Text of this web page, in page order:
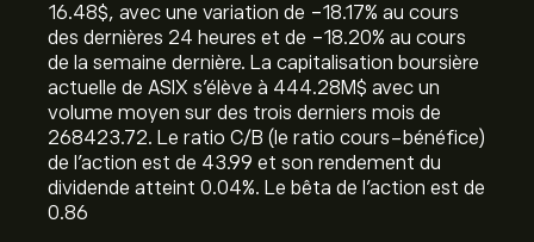
16.48‎$‎, avec une variation de ‎-18.17‎% au cours
des dernières 24 heures et de ‎-18.20‎% au cours
de la semaine dernière. La capitalisation boursière
actuelle de ASIX s'élève à 444.28M‎$‎ avec un
volume moyen sur des trois derniers mois de
268423.72. Le ratio C/B (le ratio cours-bénéfice)
de l'action est de 43.99 et son rendement du
dividende atteint 0.04%. Le bêta de l'action est de
0.86